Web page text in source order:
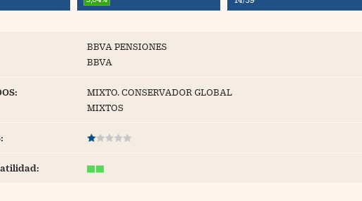
BBVA PENSIONES
BBVA
MIXTO. CONSERVADOR GLOBAL
MIXTOS